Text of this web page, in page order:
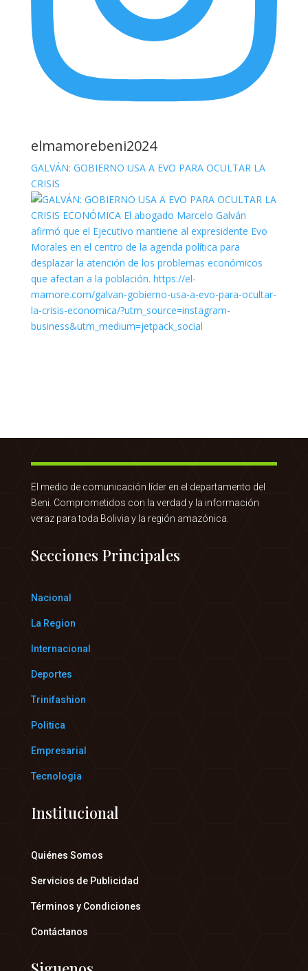
elmamorebeni2024
GALVÁN: GOBIERNO USA A EVO PARA OCULTAR LA
CRISIS
El medio de comunicación líder en el departamento del
Beni. Comprometidos con la verdad y la información
veraz para toda Bolivia y la región amazónica.
Secciones Principales
Nacional
La Region
Internacional
Deportes
Trinifashion
Politica
Empresarial
Tecnologia
Institucional
Quiénes Somos
Servicios de Publicidad
Términos y Condiciones
Contáctanos